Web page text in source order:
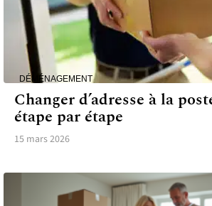
DÉMÉNAGEMENT
Changer d’adresse à la
étape par étape
15 mars 2026